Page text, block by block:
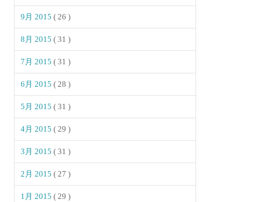
9月 2015( 26 )
8月 2015( 31 )
7月 2015( 31 )
6月 2015( 28 )
5月 2015( 31 )
4月 2015( 29 )
3月 2015( 31 )
2月 2015( 27 )
1月 2015( 29 )